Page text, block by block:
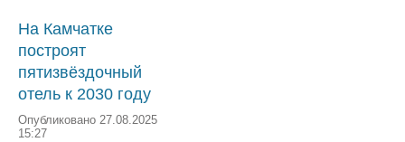
На Камчатке
построят
пятизвёздочный
отель к 2030 году
Опубликовано 27.08.2025
15:27